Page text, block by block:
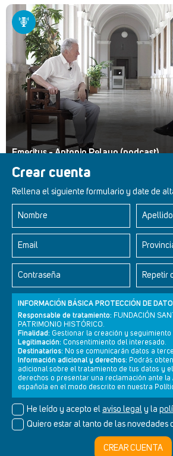
Crear cuenta
Rellena el siguiente formulario y date de
Nombre
Email
Contraseña Repetir
INFORMACIÓN BÁSICA PROTECCIÓN DE
Responsable de tratamiento: FUNDACIÓN
PATRIMONIO HISTÓRICO.
Finalidad: Gestionar la creación y seguimiento
Legitimación: Consentimiento del interesado.
Destinatarios: No se comunicarán datos a
Información adicional y derechos: Podrás
adicional sobre el tratamiento de tus datos y
derechos o presentar una reclamación ante
española en el modo descrito en nuestra
He leído y acepto el aviso legal y la
Quiero estar al tanto de las novedades
CREAR CUENTA
Emeritus - Antonio Pelayo (podcast)
Retablos Renacentistas
Newsletter Aviso legal Política de
© Cultura+ 2026. Todos los